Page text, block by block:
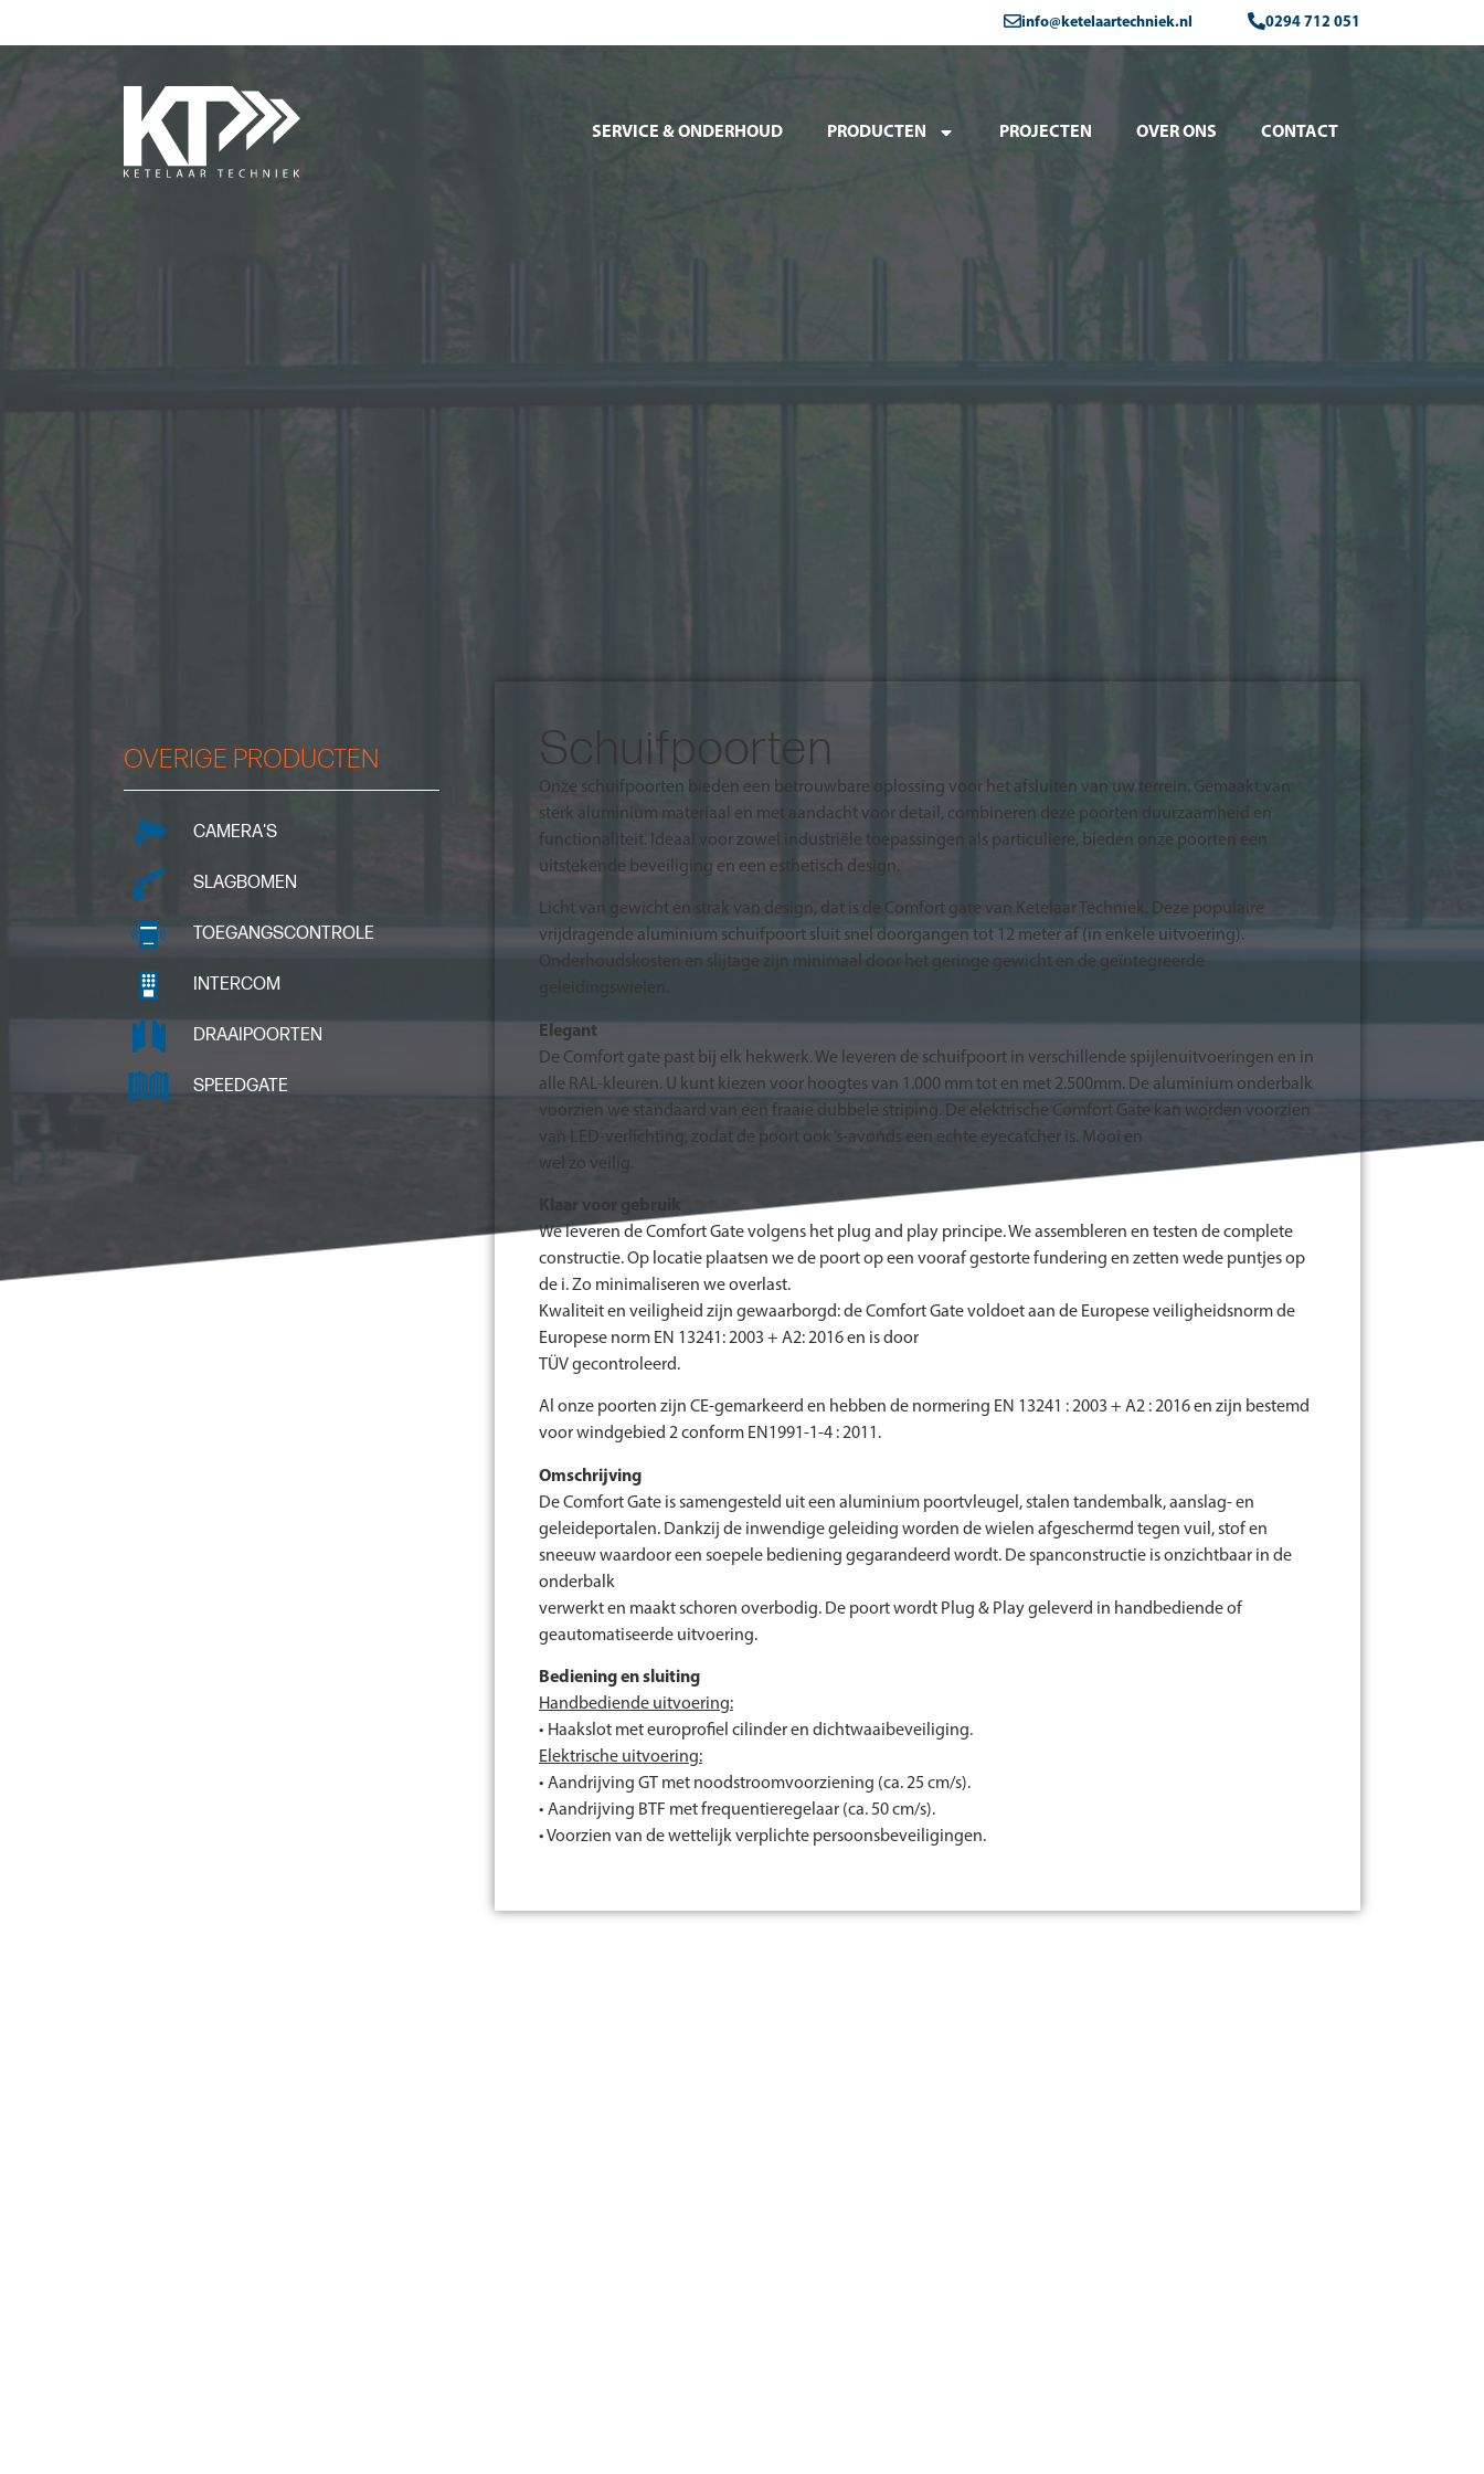
info@ketelaartechniek.nl 0294 712 051
SERVICE & ONDERHOUD PRODUCTEN PROJECTEN OVER ONS CONTACT
OVERIGE PRODUCTEN
CAMERA'S
SLAGBOMEN
TOEGANGSCONTROLE
INTERCOM
DRAAIPOORTEN
SPEEDGATE
Schuifpoorten
Onze schuifpoorten bieden een betrouwbare oplossing voor het afsluiten van uw terrein. Gemaakt van
sterk aluminium materiaal en met aandacht voor detail, combineren deze poorten duurzaamheid en
functionaliteit. Ideaal voor zowel industriële toepassingen als particuliere, bieden onze poorten een
uitstekende beveiliging en een esthetisch design.
Licht van gewicht en strak van design, dat is de Comfort gate van Ketelaar Techniek. Deze populaire
vrijdragende aluminium schuifpoort sluit snel doorgangen tot 12 meter af (in enkele uitvoering).
Onderhoudskosten en slijtage zijn minimaal door het geringe gewicht en de geïntegreerde
Elegant
De Comfort gate past bij elk hekwerk. We leveren de schuifpoort in verschillende spijlenuitvoeringen en in
alle RAL-kleuren. U kunt kiezen voor hoogtes van 1.000 mm tot en met 2.500mm. De aluminium onderbalk
voorzien we standaard van een fraaie dubbele striping. De elektrische Comfort Gate kan worden voorzien
van LED-verlichting, zodat de poort ook ‘s-avonds een echte eyecatcher is. Mooi en
wel zo veilig.
Klaar voor gebruik
We leveren de Comfort Gate volgens het plug and play principe. We assembleren en testen de complete
constructie. Op locatie plaatsen we de poort op een vooraf gestorte fundering en zetten wede puntjes op
de i. Zo minimaliseren we overlast.
Kwaliteit en veiligheid zijn gewaarborgd: de Comfort Gate voldoet aan de Europese veiligheidsnorm de
Europese norm EN 13241: 2003 + A2: 2016 en is door
TÜV gecontroleerd.
Al onze poorten zijn CE-gemarkeerd en hebben de normering EN 13241 : 2003 + A2 : 2016 en zijn bestemd
voor windgebied 2 conform EN1991-1-4 : 2011.
Omschrijving
De Comfort Gate is samengesteld uit een aluminium poortvleugel, stalen tandembalk, aanslag- en
geleideportalen. Dankzij de inwendige geleiding worden de wielen afgeschermd tegen vuil, stof en
sneeuw waardoor een soepele bediening gegarandeerd wordt. De spanconstructie is onzichtbaar in de
onderbalk
verwerkt en maakt schoren overbodig. De poort wordt Plug & Play geleverd in handbediende of
geautomatiseerde uitvoering.
Bediening en sluiting
Handbediende uitvoering:
• Haakslot met europrofiel cilinder en dichtwaaibeveiliging.
Elektrische uitvoering:
• Aandrijving GT met noodstroomvoorziening (ca. 25 cm/s).
• Aandrijving BTF met frequentieregelaar (ca. 50 cm/s).
• Voorzien van de wettelijk verplichte persoonsbeveiligingen.